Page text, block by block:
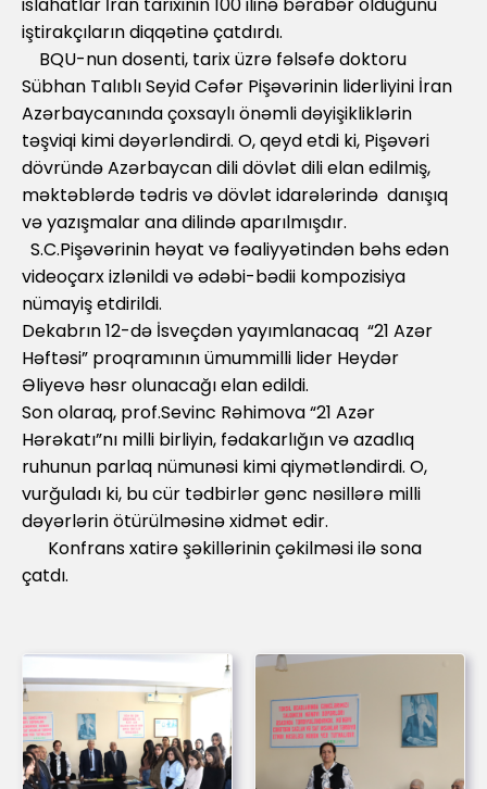
iştirakçıların diqqətinə çatdırdı.
BQU-nun dosenti, tarix üzrə fəlsəfə doktoru
Sübhan Talıblı Seyid Cəfər Pişəvərinin liderliyini İran
Azərbaycanında çoxsaylı önəmli dəyişikliklərin
təşviqi kimi dəyərləndirdi. O, qeyd etdi ki, Pişəvəri
dövründə Azərbaycan dili dövlət dili elan edilmiş,
məktəblərdə tədris və dövlət idarələrində danışıq
və yazışmalar ana dilində aparılmışdır.
S.C.Pişəvərinin həyat və fəaliyyətindən bəhs edən
videoçarx izlənildi və ədəbi-bədii kompozisiya
nümayiş etdirildi.
Dekabrın 12-də İsveçdən yayımlanacaq “21 Azər
Həftəsi” proqramının ümummilli lider Heydər
Əliyevə həsr olunacağı elan edildi.
Son olaraq, prof.Sevinc Rəhimova “21 Azər
Hərəkatı”nı milli birliyin, fədakarlığın və azadlıq
ruhunun parlaq nümunəsi kimi qiymətləndirdi. O,
vurğuladı ki, bu cür tədbirlər gənc nəsillərə milli
dəyərlərin ötürülməsinə xidmət edir.
Konfrans xatirə şəkillərinin çəkilməsi ilə sona
çatdı.